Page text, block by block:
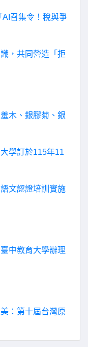
召集令！稅與爭
，共同營造「拒
木、銀膠菊、銀
學訂於115年11
文認證培訓實施
中教育大學辦理
：第十屆台灣原